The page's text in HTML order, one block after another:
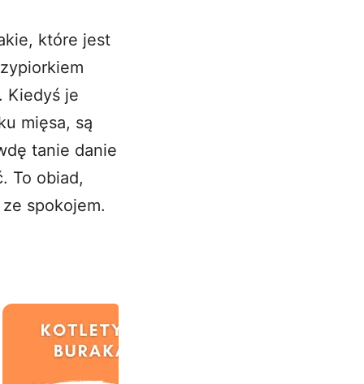
które jest
Kiedyś je
mięsa, są
tanie danie
To obiad,
spokojem.